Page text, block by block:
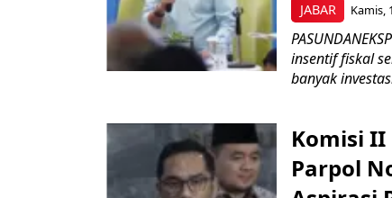
JABAR Kamis,
insentif fiskal
banyak
Komisi II
Parpol